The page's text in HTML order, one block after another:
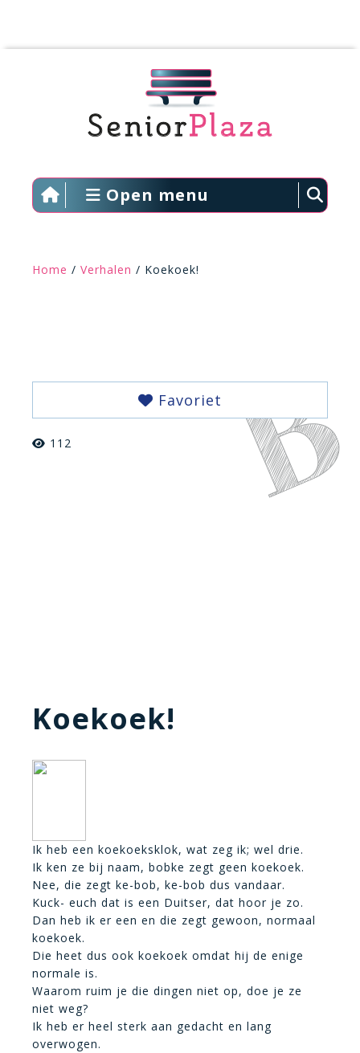
Open menu
Home / Verhalen / Koekoek!
Favoriet
112
Koekoek!
Ik heb een koekoeksklok, wat zeg ik; wel drie.
Ik ken ze bij naam, bobke zegt geen koekoek.
Nee, die zegt ke-bob, ke-bob dus vandaar.
Kuck- euch dat is een Duitser, dat hoor je zo.
Dan heb ik er een en die zegt gewoon, normaal
koekoek.
Die heet dus ook koekoek omdat hij de enige
normale is.
Waarom ruim je die dingen niet op, doe je ze
niet weg?
Ik heb er heel sterk aan gedacht en lang
overwogen.